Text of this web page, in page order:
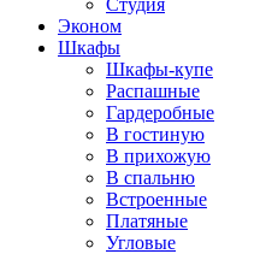
Студия
Эконом
Шкафы
Шкафы-купе
Распашные
Гардеробные
В гостиную
В прихожую
В спальню
Встроенные
Платяные
Угловые